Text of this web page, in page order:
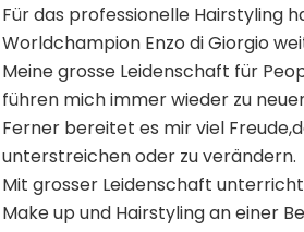
Für das professionelle Hairstyling
Worldchampion Enzo di Giorgio
Meine grosse Leidenschaft für
führen mich immer wieder zu
Ferner bereitet es mir viel
unterstreichen oder zu verändern.
Mit grosser Leidenschaft
Make up und Hairstyling an einer